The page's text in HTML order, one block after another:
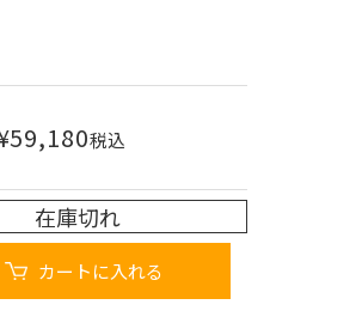
59,180税込
在庫切れ
カートに入れる